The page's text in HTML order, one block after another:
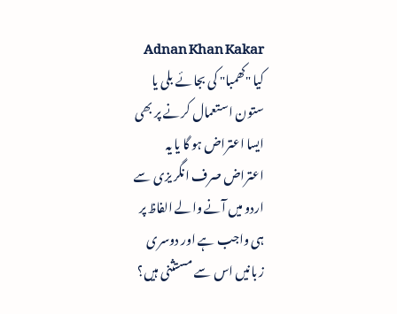
Adnan Khan Kakar
کیا "کھمبا" کی بجائے بلی یا
ستون استعمال کرنے پر بھی
ایسا اعتراض ہو گا یا یہ
اعتراض صرف انگریزی سے
اردو میں آنے والے الفاظ پر
ہی واجب ہے اور دوسری
زبانیں اس سے مستثنی ہیں؟